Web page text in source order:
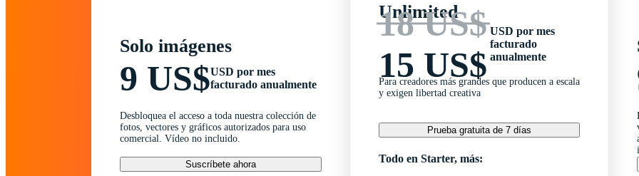
Solo imágenes
9 US$USD por mes
facturado anualmente
Desbloquea el acceso a toda nuestra colección de
fotos, vectores y gráficos autorizados para uso
comercial. Vídeo no incluido.
Suscríbete ahora
Unlimited
18 US$
15 US$
USD por mes
facturado
anualmente
Para creadores más grandes que producen a escala
y exigen libertad creativa
Prueba gratuita de 7 días
Todo en Starter, más: